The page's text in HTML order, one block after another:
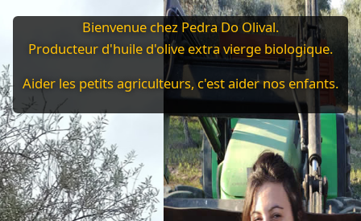
Bienvenue chez Pedra Do Olival.
Producteur d'huile d'olive extra vierge biologique.
Aider les petits agriculteurs, c'est aider nos enfants.